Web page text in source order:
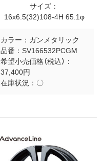
サイズ：
16x6.5(32)108-4H 65.1φ
カラー： ガンメタリック
品番： SV166532PCGM
希望小売価格（税込）：
37,400円
在庫状況： 〇